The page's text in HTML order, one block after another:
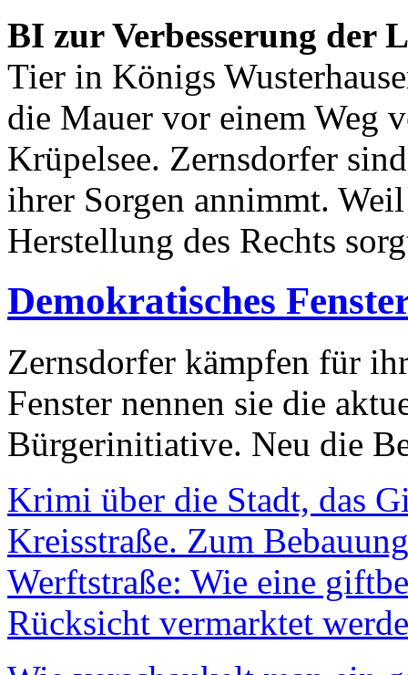
BI zur Verbesserung der
Tier in Königs
die Mauer vor einem Weg
Krüpelsee. Zernsdorfer
ihrer Sorgen annimmt.
Herstellung des Rechts
Demokratisches
Zernsdorfer kämpfen für
Fenster nennen sie die
Bürgerinitiative. Neu die
Krimi über die Stadt, das
Kreisstraße. Zum
Werftstraße: Wie eine
Rücksicht vermarktet